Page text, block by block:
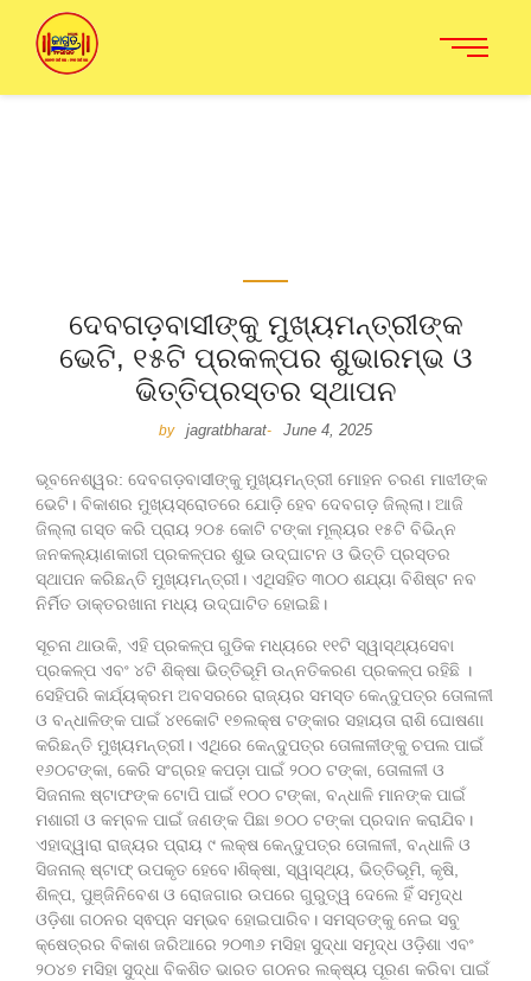
ଦେବଗଡ଼ବାସୀଙ୍କୁ ମୁଖ୍ୟମନ୍ତ୍ରୀଙ୍କ
ଭେଟି, ୧୫ଟି ପ୍ରକଳ୍ପର ଶୁଭାରମ୍ଭ ଓ
ଭିତ୍ତିପ୍ରସ୍ତର ସ୍ଥାପନ
by jagratbharat- June 4, 2025
ଭୂବନେଶ୍ୱର: ଦେବଗଡ଼ବାସୀଙ୍କୁ ମୁଖ୍ୟମନ୍ତ୍ରୀ ମୋହନ ଚରଣ ମାଝୀଙ୍କ
ଭେଟି। ବିକାଶର ମୁଖ୍ୟସ୍ରୋତରେ ଯୋଡ଼ି ହେବ ଦେବଗଡ଼ ଜିଲ୍ଲା। ଆଜି
ଜିଲ୍ଲା ଗସ୍ତ କରି ପ୍ରାୟ ୨୦୫ କୋଟି ଟଙ୍କା ମୂଲ୍ୟର ୧୫ଟି ବିଭିନ୍ନ
ଜନକଲ୍ୟାଣକାରୀ ପ୍ରକଳ୍ପର ଶୁଭ ଉଦ୍‍ଘାଟନ ଓ ଭିତ୍ତି ପ୍ରସ୍ତର
ସ୍ଥାପନ କରିଛନ୍ତି ମୁଖ୍ୟମନ୍ତ୍ରୀ। ଏଥିସହିତ ୩୦୦ ଶଯ୍ୟା ବିଶିଷ୍ଟ ନବ
ନିର୍ମିତ ଡାକ୍ତରଖାନା ମଧ୍ୟ ଉଦ୍‍ଘାଟିତ ହୋଇଛି।
ସୂଚନା ଥାଉକି, ଏହି ପ୍ରକଳ୍ପ ଗୁଡିକ ମଧ୍ୟରେ ୧୧ଟି ସ୍ୱାସ୍ଥ୍ୟସେବା
ପ୍ରକଳ୍ପ ଏବଂ ୪ଟି ଶିକ୍ଷା ଭିତ୍ତିଭୂମି ଉନ୍ନତିକରଣ ପ୍ରକଳ୍ପ ରହିଛି ।
ସେହିପରି କାର୍ଯ୍ୟକ୍ରମ ଅବସରରେ ରାଜ୍ୟର ସମସ୍ତ କେନ୍ଦୁପତ୍ର ତୋଳାଳୀ
ଓ ବନ୍ଧାଳିଙ୍କ ପାଇଁ ୪୧କୋଟି ୧୭ଲକ୍ଷ ଟଙ୍କାର ସହାୟତା ରାଶି ଘୋଷଣା
କରିଛନ୍ତି ମୁଖ୍ୟମନ୍ତ୍ରୀ। ଏଥିରେ କେନ୍ଦୁପତ୍ର ତୋଳାଳୀଙ୍କୁ ଚପଲ ପାଇଁ
୧୬୦ଟଙ୍କା, କେରି ସଂଗ୍ରହ କପଡ଼ା ପାଇଁ ୨୦୦ ଟଙ୍କା, ତୋଳାଳୀ ଓ
ସିଜନାଲ ଷ୍ଟାଫଙ୍କ ଟୋପି ପାଇଁ ୧୦୦ ଟଙ୍କା, ବନ୍ଧାଳି ମାନଙ୍କ ପାଇଁ
ମଶାରୀ ଓ କମ୍ବଳ ପାଇଁ ଜଣଙ୍କ ପିଛା ୭୦୦ ଟଙ୍କା ପ୍ରଦାନ କରାଯିବ।
ଏହାଦ୍ୱାରା ରାଜ୍ୟର ପ୍ରାୟ ୯ ଲକ୍ଷ କେନ୍ଦୁପତ୍ର ତୋଳାଳୀ, ବନ୍ଧାଳି ଓ
ସିଜନାଲ୍ ଷ୍ଟାଫ୍ ଉପକୃତ ହେବେ।ଶିକ୍ଷା, ସ୍ୱାସ୍ଥ୍ୟ, ଭିତ୍ତିଭୂମି, କୃଷି,
ଶିଳ୍ପ, ପୁଞ୍ଜିନିବେଶ ଓ ରୋଜଗାର ଉପରେ ଗୁରୁତ୍ୱ ଦେଲେ ହିଁ ସମୃଦ୍ଧ
ଓଡ଼ିଶା ଗଠନର ସ୍ଵପ୍ନ ସମ୍ଭବ ହୋଇପାରିବ। ସମସ୍ତଙ୍କୁ ନେଇ ସବୁ
କ୍ଷେତ୍ରର ବିକାଶ ଜରିଆରେ ୨୦୩୬ ମସିହା ସୁଦ୍ଧା ସମୃଦ୍ଧ ଓଡ଼ିଶା ଏବଂ
୨୦୪୭ ମସିହା ସୁଦ୍ଧା ବିକଶିତ ଭାରତ ଗଠନର ଲକ୍ଷ୍ୟ ପୂରଣ କରିବା ପାଇଁ